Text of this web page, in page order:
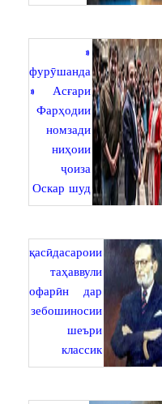
«
фурӯшанда
» Асғари
Фарҳодии
номзади
ниҳоии
ҷоиза
Оскар шуд
қасӣдасароии
таҳаввули
офарӣн дар
зебошиносии
шеъри
классик